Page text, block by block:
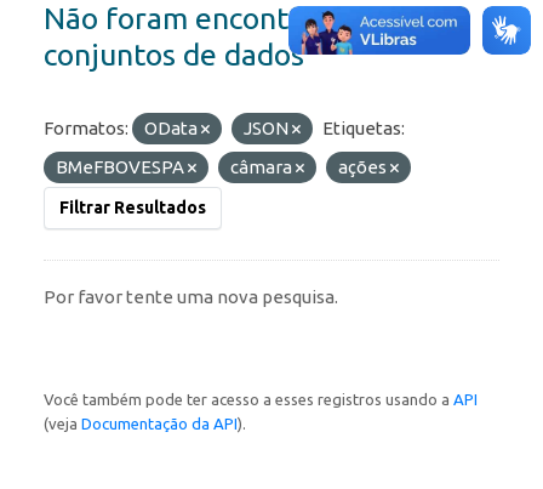
Não foram encontrados
conjuntos de dados
Formatos: OData JSON
Etiquetas:
BMeFBOVESPA
câmara ações
Filtrar Resultados
Por favor tente uma nova pesquisa.
Você também pode ter acesso a esses registros usando a API
(veja Documentação da API).